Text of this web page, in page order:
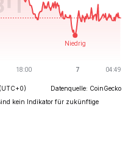
(UTC+0)
Datenquelle: CoinGecko
kein Indikator für zukünftige